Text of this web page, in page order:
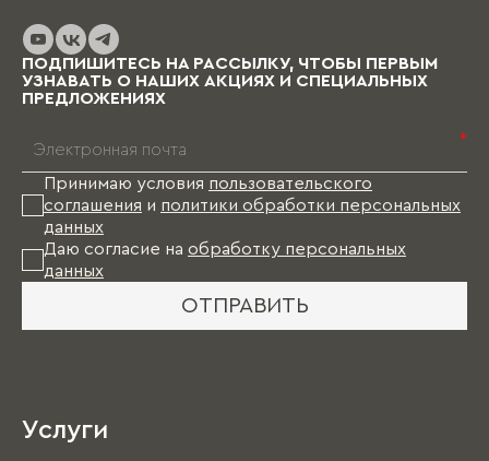
выбранных материалов и коллекции), и какое-
то время Вам в этом случае придется пожить
без мебели.
ПОДПИШИТЕСЬ НА РАССЫЛКУ, ЧТОБЫ ПЕРВЫМ
УЗНАВАТЬ О НАШИХ АКЦИЯХ И СПЕЦИАЛЬНЫХ
ПРЕДЛОЖЕНИЯХ
*
Принимаю условия пользовательского
соглашения и политики обработки персональных
данных
Даю согласие на обработку персональных
данных
ОТПРАВИТЬ
Услуги